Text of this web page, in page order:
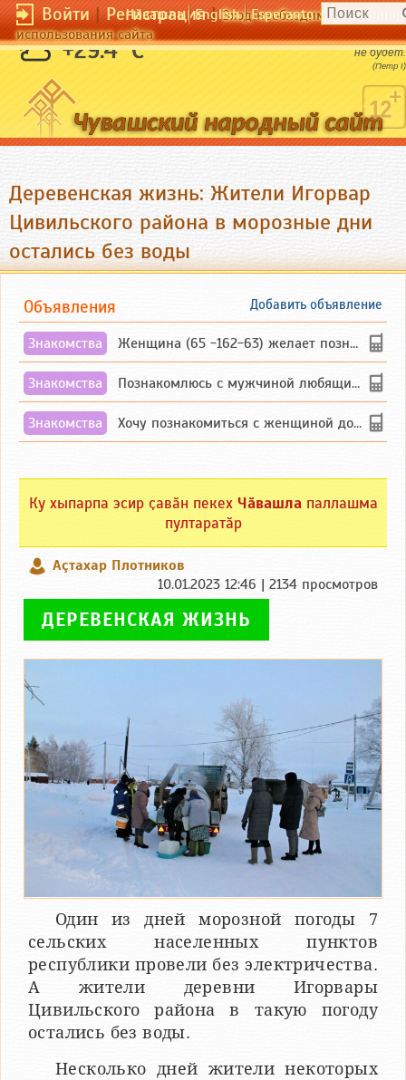
Войти|Регистрация|Вход необходим для
использования сайта
Чӑвашла English Esperanto
+29.4 °C
Ежели бессчастия бояться, то и счастья
не будет.
(Петр I)
Деревенская жизнь: Жители Игорвар
Цивильского района в морозные дни
остались без воды
Добавить объявление
Объявления
Знакомства Женщина (65 -162-63) желает познакомиться с одиноким, добродушным, без вредных ...
Знакомства Познакомлюсь с мужчиной любящим танцевать и петь на родном чувашском языке
Знакомства Хочу познакомиться с женщиной до 55 лет чувашской или русской национальности дл...
Ку хыпарпа эсир ҫавӑн пекех Чӑвашла паллашма
пултаратӑр
Аçтахар Плотников
10.01.2023 12:46 | 2134 просмотров
ДЕРЕВЕНСКАЯ ЖИЗНЬ
Один из дней морозной погоды 7
сельских населенных пунктов
республики провели без электричества.
А жители деревни Игорвары
Цивильского района в такую погоду
остались без воды.
Несколько дней жители некоторых